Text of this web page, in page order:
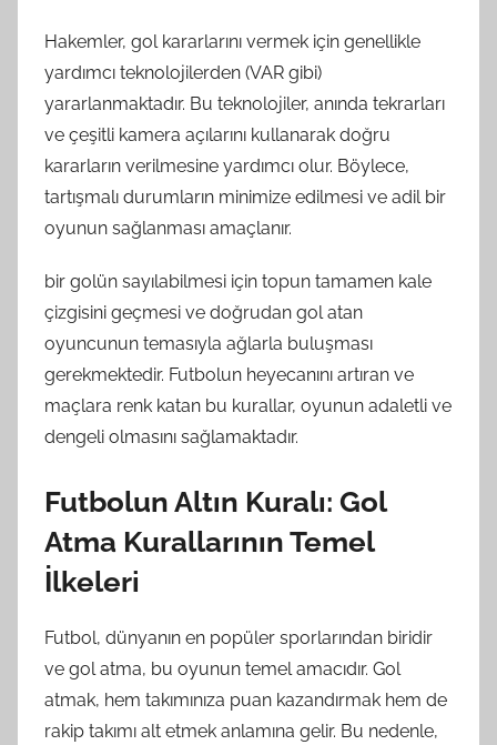
Hakemler, gol kararlarını vermek için genellikle
yardımcı teknolojilerden (VAR gibi)
yararlanmaktadır. Bu teknolojiler, anında tekrarları
ve çeşitli kamera açılarını kullanarak doğru
kararların verilmesine yardımcı olur. Böylece,
tartışmalı durumların minimize edilmesi ve adil bir
oyunun sağlanması amaçlanır.
bir golün sayılabilmesi için topun tamamen kale
çizgisini geçmesi ve doğrudan gol atan
oyuncunun temasıyla ağlarla buluşması
gerekmektedir. Futbolun heyecanını artıran ve
maçlara renk katan bu kurallar, oyunun adaletli ve
dengeli olmasını sağlamaktadır.
Futbolun Altın Kuralı: Gol
Atma Kurallarının Temel
İlkeleri
Futbol, dünyanın en popüler sporlarından biridir
ve gol atma, bu oyunun temel amacıdır. Gol
atmak, hem takımınıza puan kazandırmak hem de
rakip takımı alt etmek anlamına gelir. Bu nedenle,